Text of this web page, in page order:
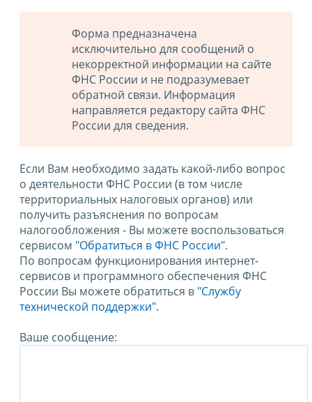
Форма предназначена
исключительно для сообщений о
некорректной информации на сайте
ФНС России и не подразумевает
обратной связи. Информация
направляется редактору сайта ФНС
России для сведения.
Если Вам необходимо задать какой-либо вопрос
о деятельности ФНС России (в том числе
территориальных налоговых органов) или
получить разъяснения по вопросам
налогообложения - Вы можете воспользоваться
сервисом "Обратиться в ФНС России".
По вопросам функционирования интернет-
сервисов и программного обеспечения ФНС
России Вы можете обратиться в "Службу
технической поддержки".
Ваше сообщение: